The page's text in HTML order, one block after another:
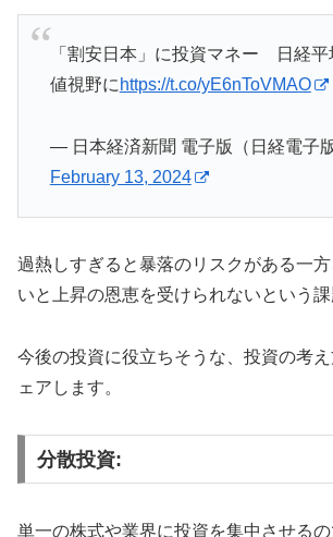
「割安日本」に投資マネー 日経平
値視野に https://t.co/yE6nToVMAO
— 日本経済新聞 電子版（日経電子
February 13, 2024
過熱しすぎると暴落のリスクがある一
いと上昇の恩恵を受けられないという課
今後の投資に役立ちそうな、投資の考
ェアします。
分散投資:
単一の株式や業界に投資を集中させる